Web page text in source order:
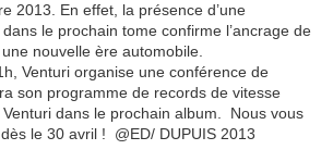
2013. En effet, la présence d’une
le prochain tome confirme l’ancrage de
nouvelle ère automobile.
Venturi organise une conférence de
son programme de records de vitesse
dans le prochain album. Nous vous
le 30 avril ! @ED/ DUPUIS 2013